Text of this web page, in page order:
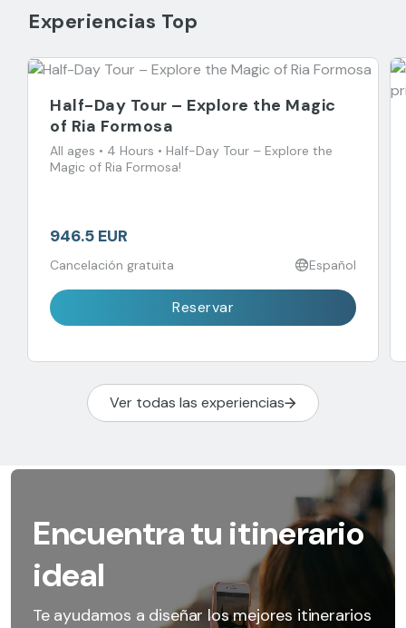
Experiencias Top
Half-Day Tour – Explore the Magic
of Ria Formosa
All ages • 4 Hours • Half-Day Tour – Explore the
Magic of Ria Formosa!
946.5 EUR
Cancelación gratuita Español
Reservar
Ver todas las experiencias
Encuentra tu itinerario
ideal
Te ayudamos a diseñar los mejores itinerarios